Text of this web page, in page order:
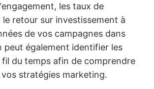
les taux de
retour sur investissement à
de vos campagnes dans
peut également identifier les
du temps afin de comprendre
stratégies marketing.